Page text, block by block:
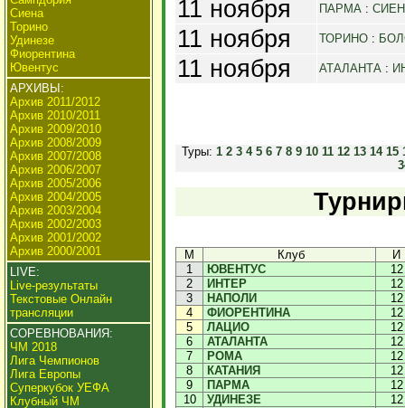
Сиена
Торино
Удинезе
Фиорентина
Ювентус
АРХИВЫ:
Архив 2011/2012
Архив 2010/2011
Архив 2009/2010
Архив 2008/2009
Архив 2007/2008
Архив 2006/2007
Архив 2005/2006
Архив 2004/2005
Архив 2003/2004
Архив 2002/2003
Архив 2001/2002
Архив 2000/2001
LIVE:
Live-результаты
Текстовые Онлайн
трансляции
СОРЕВНОВАНИЯ:
ЧМ 2018
Лига Чемпионов
Лига Европы
Суперкубок УЕФА
Клубный ЧМ
11 ноября ПАРМА :
11 ноября ТОРИНО :
11 ноября АТАЛАНТА :
Туры: 1 2 3 4 5 6 7 8 9 10 11 12 13 14 15
М Клуб
И
1
ЮВЕНТУС
12
2
ИНТЕР
12
3
НАПОЛИ
12
4
ФИОРЕНТИНА
12
5
ЛАЦИО
12
6
АТАЛАНТА
12
7
РОМА
12
8
КАТАНИЯ
12
9
ПАРМА
12
10
УДИНЕЗЕ
12